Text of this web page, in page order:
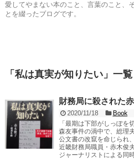
愛してやまない本のこと、言葉のこと、
とを綴ったブログです。
「 私は真実が知りたい 」 一覧
財務局に殺された
2020/11/18
Book
「最期は下部がしっぽを
森友事件の渦中で、総理
公文書の改竄を命じられ
近畿財務局職員・赤木俊
ジャーナリストによる同